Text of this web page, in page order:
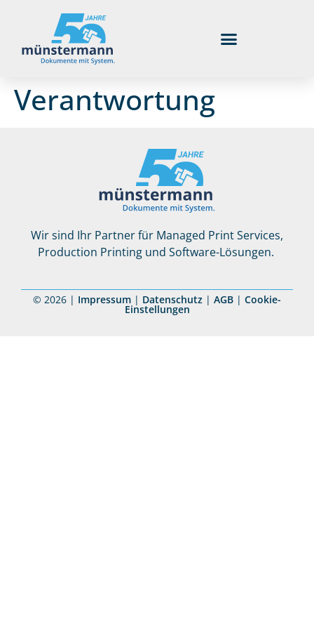
Verantwortung
Wir sind Ihr Partner für Managed Print Services,
Production Printing und Software-Lösungen.
© 2026 | Impressum | Datenschutz | AGB | Cookie-
Einstellungen